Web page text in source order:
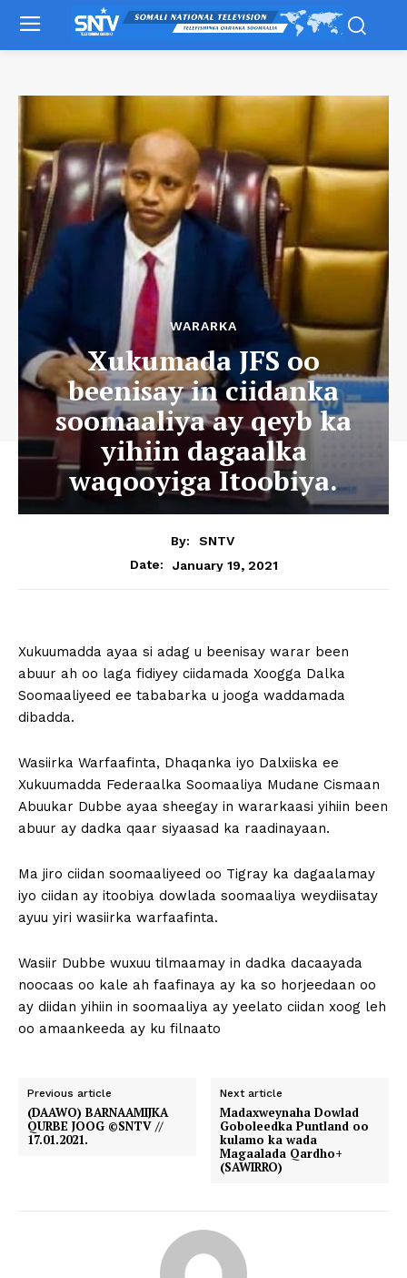
WARARKA
Xukumada JFS oo
beenisay in ciidanka
soomaaliya ay qeyb ka
yihiin dagaalka
waqooyiga Itoobiya.
By:
SNTV
Date:
January 19, 2021
Xukuumadda ayaa si adag u beenisay warar been
abuur ah oo laga fidiyey ciidamada Xoogga Dalka
Soomaaliyeed ee tababarka u jooga waddamada
dibadda.
Wasiirka Warfaafinta, Dhaqanka iyo Dalxiiska ee
Xukuumadda Federaalka Soomaaliya Mudane Cismaan
Abuukar Dubbe ayaa sheegay in wararkaasi yihiin been
abuur ay dadka qaar siyaasad ka raadinayaan.
Ma jiro ciidan soomaaliyeed oo Tigray ka dagaalamay
iyo ciidan ay itoobiya dowlada soomaaliya weydiisatay
ayuu yiri wasiirka warfaafinta.
Wasiir Dubbe wuxuu tilmaamay in dadka dacaayada
noocaas oo kale ah faafinaya ay ka so horjeedaan oo
ay diidan yihiin in soomaaliya ay yeelato ciidan xoog leh
oo amaankeeda ay ku filnaato
Previous article
(DAAWO) BARNAAMIJKA
QURBE JOOG ©SNTV //
17.01.2021.
Next article
Madaxweynaha Dowlad
Goboleedka Puntland oo
kulamo ka wada
Magaalada Qardho+
(SAWIRRO)